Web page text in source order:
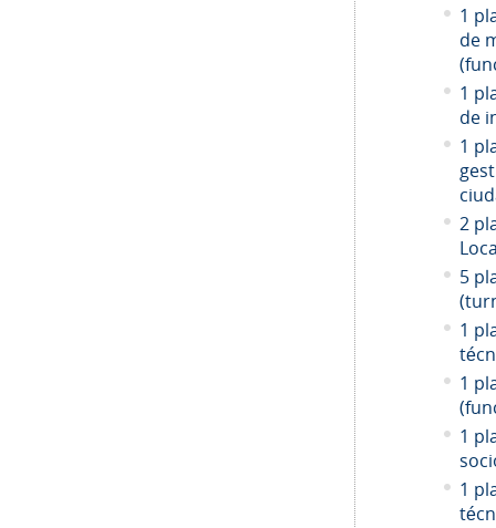
1
de
1
de
1
2
5
1
1
1
1